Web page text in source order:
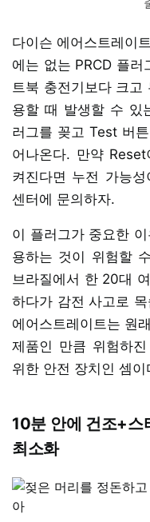
다이슨 에어스트레이
에는 없는 PRCD 플러
트북 충전기보다 크
용할 때 발생할 수 있
러그를 꽂고 Test 버
어나온다. 만약
켜진다면 누전 가능
센터에 문의하자.
이 플러그가 중요한
용하는 것이 위험할
브라질에서 한 20대
하다가 감전 사고로
에어스트레이트는 원
제품인 만큼 위험하
위한 안전 장치인 셈이
10분 안에 건조+스
최소화